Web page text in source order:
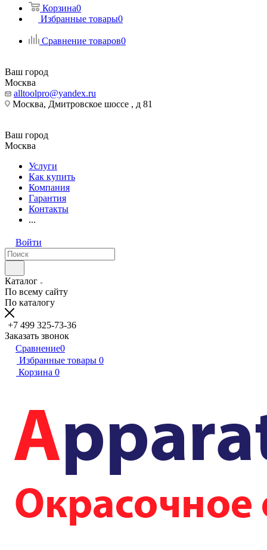
Корзина0
Избранные товары0
Сравнение товаров0
Ваш город
Москва
alltoolpro@yandex.ru
Москва, Дмитровское шоссе , д 81
Ваш город
Москва
Услуги
Как купить
Компания
Гарантия
Контакты
...
Войти
Каталог
По всему сайту
По каталогу
+7 499 325-73-36
Заказать звонок
Сравнение0
Избранные товары 0
Корзина 0